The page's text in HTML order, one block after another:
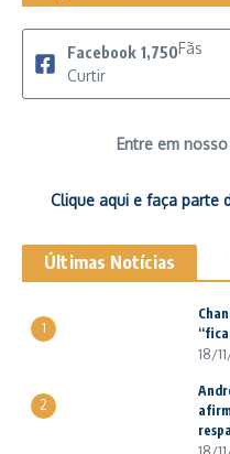
Facebook 1,750Fãs
Curtir
Entre em
Clique aqui e faça parte
Últimas Notícias
1
18/
2